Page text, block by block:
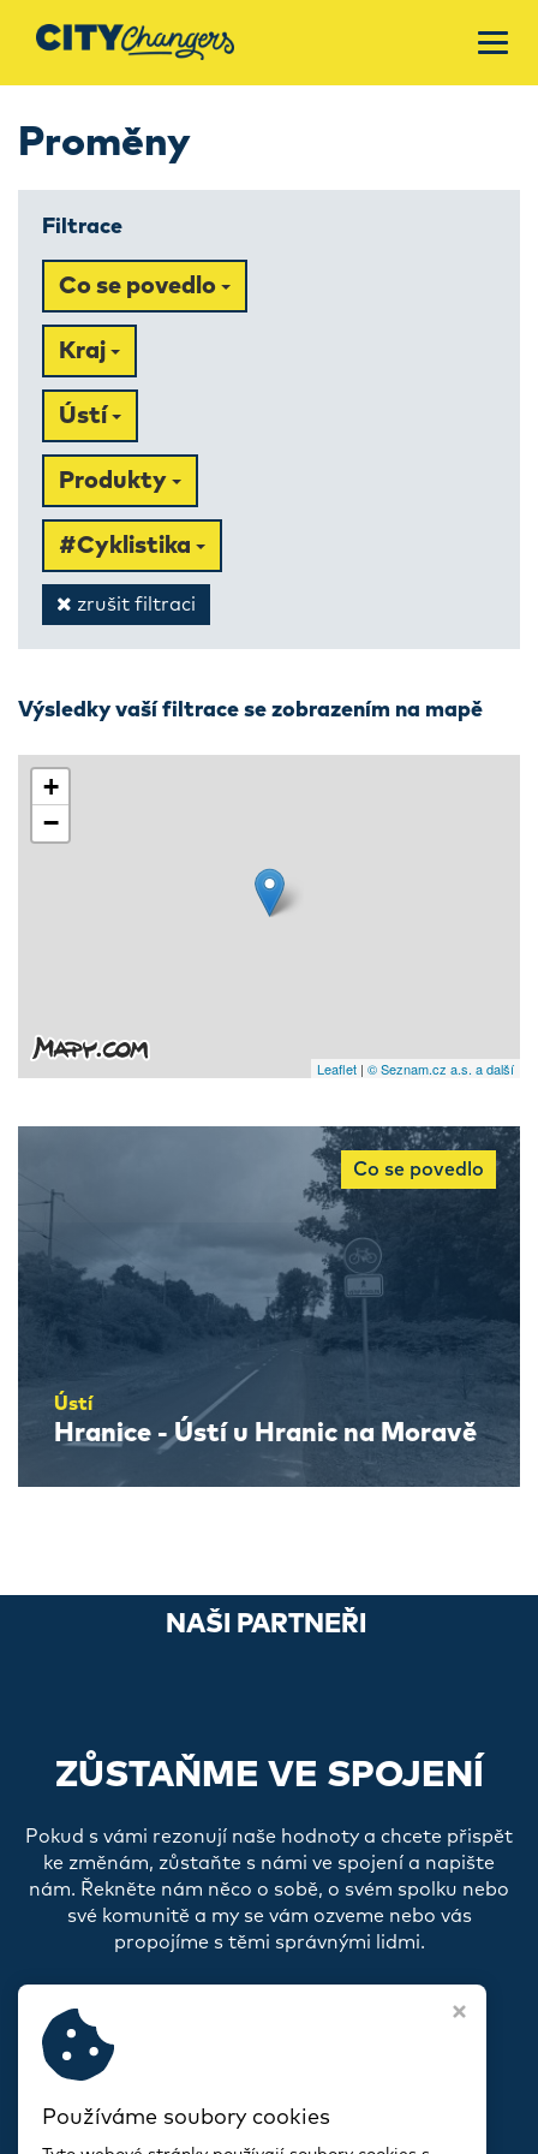
Proměny
Filtrace
Co se povedlo
Kraj
Ústí
Produkty
#Cyklistika
zrušit filtraci
Výsledky vaší filtrace se zobrazením na mapě
+
−
Leaflet | © Seznam.cz a.s. a další
Co se povedlo
Ústí
Hranice - Ústí u Hranic na Moravě
NAŠI PARTNEŘI
ZŮSTAŇME VE SPOJENÍ
Pokud s vámi rezonují naše hodnoty a chcete přispět
ke změnám, zůstaňte s námi ve spojení a napište
nám. Řekněte nám něco o sobě, o svém spolku nebo
své komunitě a my se vám ozveme nebo vás
propojíme s těmi správnými lidmi.
Používáme soubory cookies